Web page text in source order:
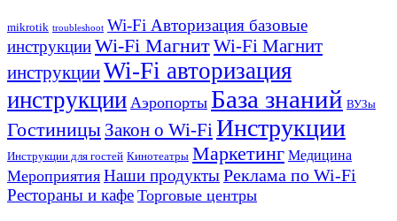
mikrotik troubleshoot Wi-Fi Авторизация базовые
инструкцииWi-Fi МагнитWi-Fi Магнит
инструкцииWi-Fi авторизация
инструкции Аэропорты База знаний ВУЗы
Гостиницы Закон о Wi-FiИнструкции
Инструкции для гостей Кинотеатры Маркетинг Медицина
Мероприятия Наши продуктыРеклама по Wi-Fi
Рестораны и кафе Торговые центры